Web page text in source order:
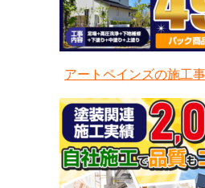
アートペインズの施工